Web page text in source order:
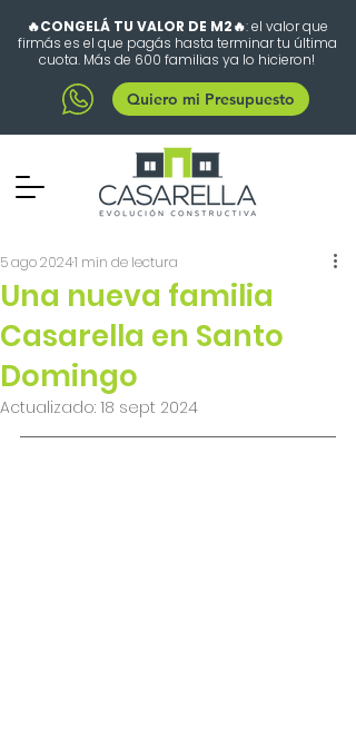
🔥CONGELÁ TU VALOR DE M2🔥: el valor que
firmás es el que pagás hasta terminar tu última
cuota. Más de 600 familias ya lo hicieron!
Quiero mi Presupuesto
Una nueva familia
Casarella en Santo
Domingo
5 ago 20241 min de lectura
Actualizado: 18 sept 2024